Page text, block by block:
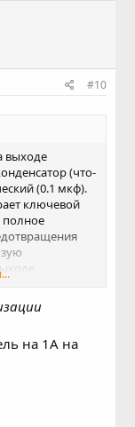
#10
выходе
(что-
(0.1 мкф).
ключевой
полное
на входе
на 1А на